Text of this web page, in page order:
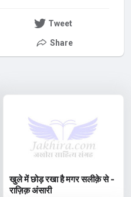
Tweet
Share
खुले में छोड़ रखा है मगर सलीक़े से -
राज़िक़ अंसारी